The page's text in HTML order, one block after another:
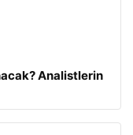
Analistlerin